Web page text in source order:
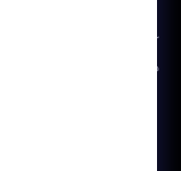
کارشناس توان قابل
های ذخیره انرژی هوشمند